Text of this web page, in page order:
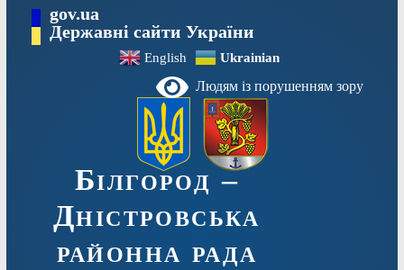
вмісту
gov.ua
Державні сайти України
English Ukrainian
Людям із порушенням зору
Білгород –
Дністровська
районна рада